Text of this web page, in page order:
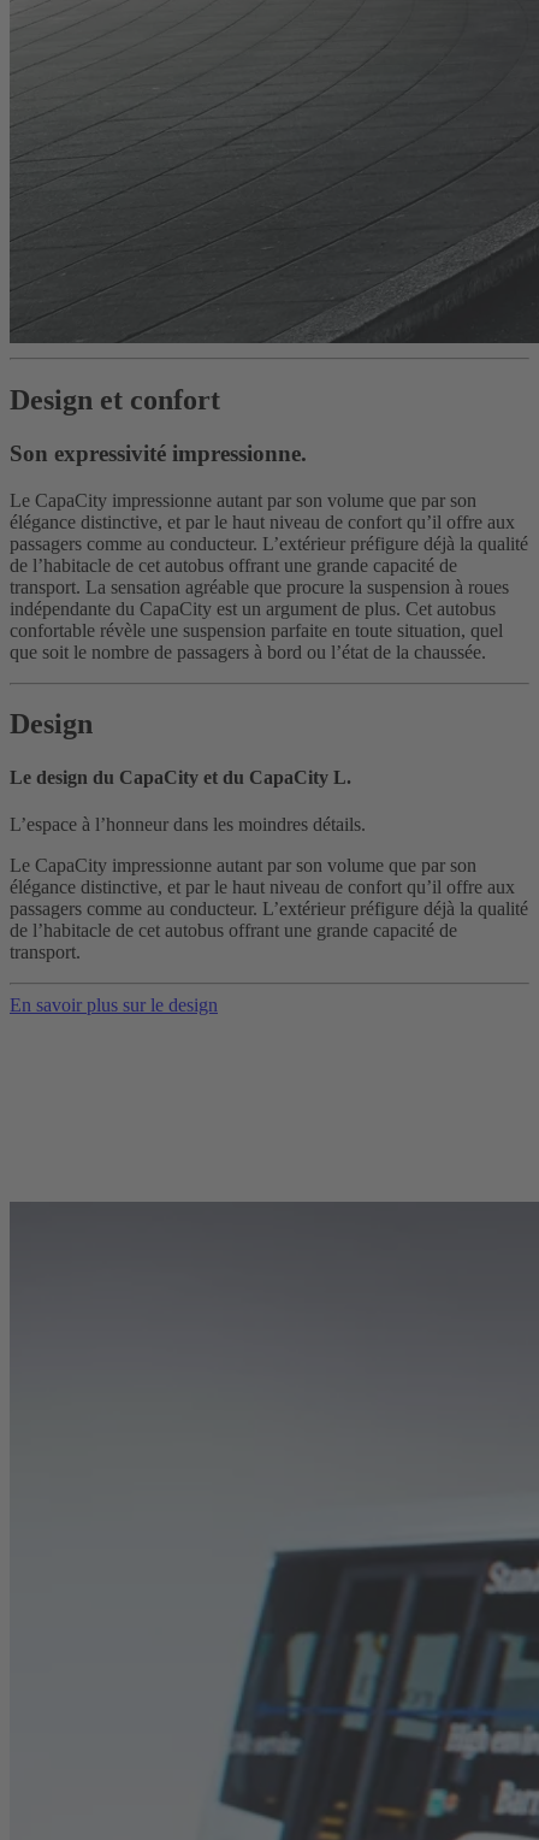
Design et confort
Son expressivité impressionne.
Le CapaCity impressionne autant par son volume que par son
élégance distinctive, et par le haut niveau de confort qu’il offre aux
passagers comme au conducteur. L’extérieur préfigure déjà la qualité
de l’habitacle de cet autobus offrant une grande capacité de
transport. La sensation agréable que procure la suspension à roues
indépendante du CapaCity est un argument de plus. Cet autobus
confortable révèle une suspension parfaite en toute situation, quel
que soit le nombre de passagers à bord ou l’état de la chaussée.
Design
Le design du CapaCity et du CapaCity L.
L’espace à l’honneur dans les moindres détails.
Le CapaCity impressionne autant par son volume que par son
élégance distinctive, et par le haut niveau de confort qu’il offre aux
passagers comme au conducteur. L’extérieur préfigure déjà la qualité
de l’habitacle de cet autobus offrant une grande capacité de
transport.
En savoir plus sur le design